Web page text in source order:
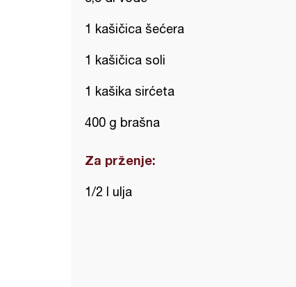
1 kašičica šećera
1 kašičica soli
1 kašika sirćeta
400 g brašna
Za prženje:
1/2 l ulja